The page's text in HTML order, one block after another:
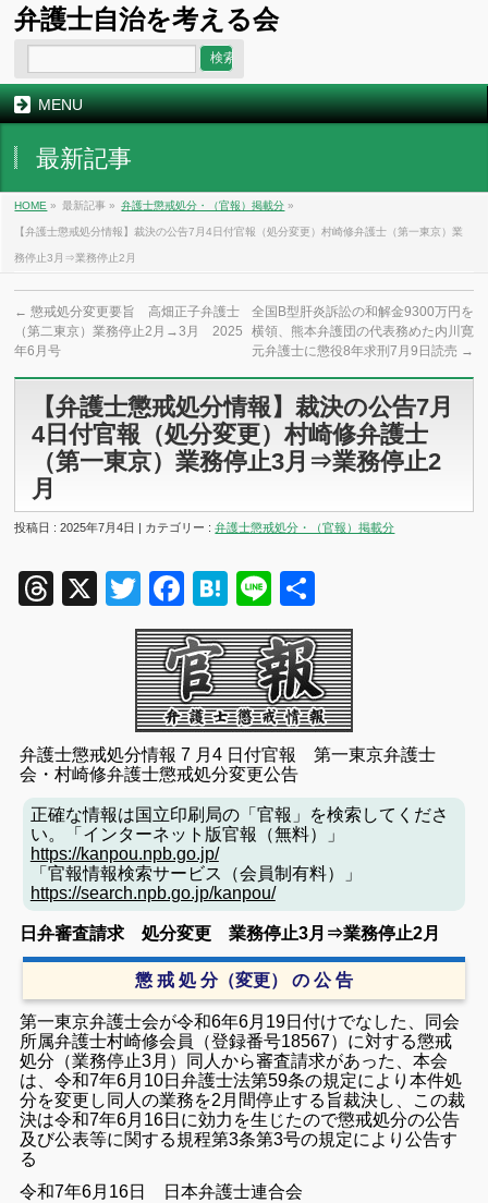
弁護士自治を考える会
MENU
最新記事
HOME » 最新記事 » 弁護士懲戒処分・（官報）掲載分 »
【弁護士懲戒処分情報】裁決の公告7月4日付官報（処分変更）村崎修弁護士（第一東京）業
務停止3月⇒業務停止2月
← 懲戒処分変更要旨 高畑正子弁護士
（第二東京）業務停止2月→3月 2025
年6月号
全国B型肝炎訴訟の和解金9300万円を
横領、熊本弁護団の代表務めた内川寛
元弁護士に懲役8年求刑7月9日読売 →
【弁護士懲戒処分情報】裁決の公告7月
4日付官報（処分変更）村崎修弁護士
（第一東京）業務停止3月⇒業務停止2
月
投稿日 : 2025年7月4日 | カテゴリー :弁護士懲戒処分・（官報）掲載分
Threads
X TwitterFacebook
Hatena
Line
有
弁護士懲戒処分情報 7 月4 日付官報第一東京弁護士
会・村崎修弁護士懲戒処分変更公告
正確な情報は国立印刷局の「官報」を検索してくださ
い。「インターネット版官報（無料）」
https://kanpou.npb.go.jp/
「官報情報検索サービス（会員制有料）」
https://search.npb.go.jp/kanpou/
日弁審査請求 処分変更 業務停止3月⇒業務停止2月
懲 戒 処 分（変更） の 公 告
第一東京弁護士会が令和6年6月19日付けでなした、同会
所属弁護士村崎修会員（登録番号18567）に対する懲戒
処分（業務停止3月）同人から審査請求があった、本会
は、令和7年6月10日弁護士法第59条の規定により本件処
分を変更し同人の業務を2月間停止する旨裁決し、この裁
決は令和7年6月16日に効力を生じたので懲戒処分の公告
及び公表等に関する規程第3条第3号の規定により公告す
る
令和7年6月16日 日本弁護士連合会